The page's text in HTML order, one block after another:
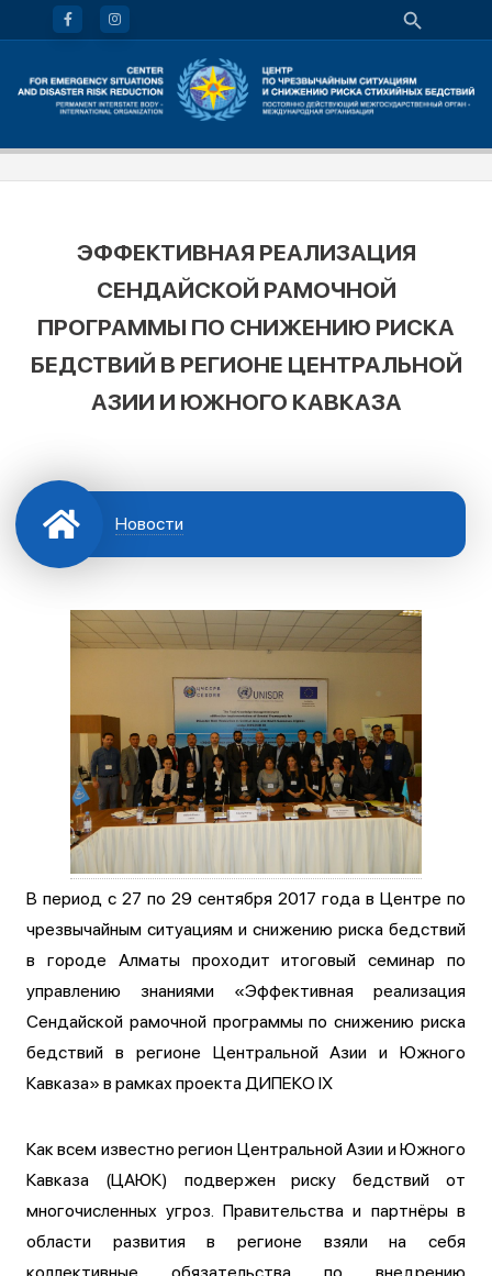
ЭФФЕКТИВНАЯ РЕАЛИЗАЦИЯ
СЕНДАЙСКОЙ РАМОЧНОЙ
ПРОГРАММЫ ПО СНИЖЕНИЮ РИСКА
БЕДСТВИЙ В РЕГИОНЕ ЦЕНТРАЛЬНОЙ
АЗИИ И ЮЖНОГО КАВКАЗА
Новости
В период с 27 по 29 сентября 2017 года в Центре по
чрезвычайным ситуациям и снижению риска бедствий
в городе Алматы проходит итоговый семинар по
управлению знаниями «Эффективная реализация
Сендайской рамочной программы по снижению риска
бедствий в регионе Центральной Азии и Южного
Кавказа» в рамках проекта ДИПЕКО IX
Как всем известно регион Центральной Азии и Южного
Кавказа (ЦАЮК) подвержен риску бедствий от
многочисленных угроз. Правительства и партнёры в
области развития в регионе взяли на себя